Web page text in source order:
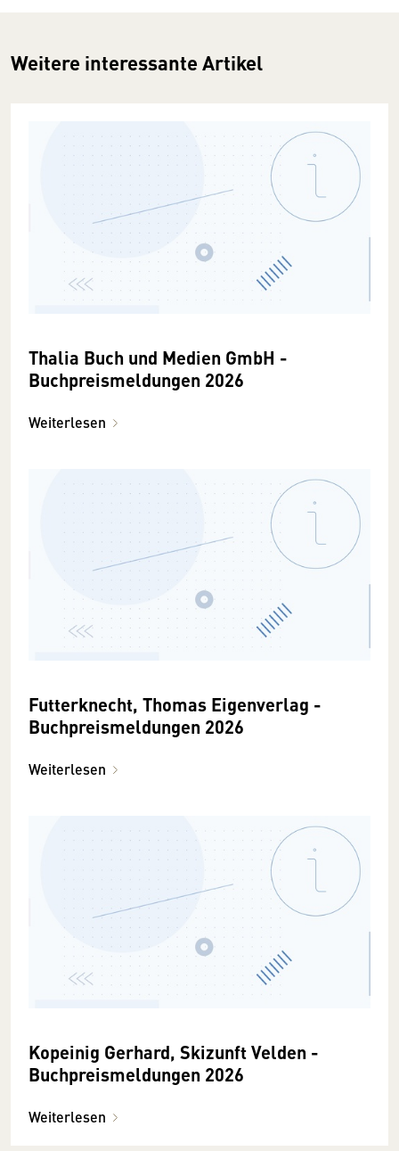
Weitere interessante Artikel
Thalia Buch und Medien GmbH -
Buchpreismeldungen 2026
Weiterlesen
Futterknecht, Thomas Eigenverlag -
Buchpreismeldungen 2026
Weiterlesen
Kopeinig Gerhard, Skizunft Velden -
Buchpreismeldungen 2026
Weiterlesen